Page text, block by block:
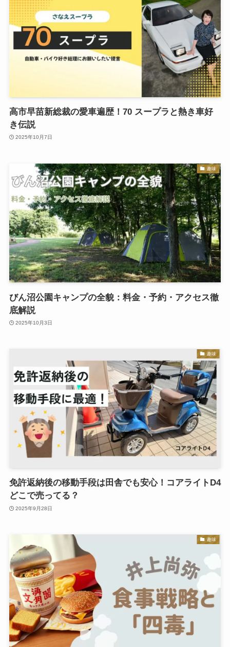
高市早苗新総裁の愛車遍歴！70 スープラと熱き車好
き伝説
2025年10月7日
趣味
びん沼公園キャンプの全貌：料金・予約・アクセス徹
底解説
2025年10月3日
趣味
免許返納後の移動手段は田舎でも安心！コアライトD4
どこで売ってる？
2025年9月28日
趣味